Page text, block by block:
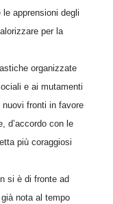
apprensioni degli
per la
organizzate
e ai mutamenti
fronti in favore
d’accordo con le
più coraggiosi
si è di fronte ad
nota al tempo